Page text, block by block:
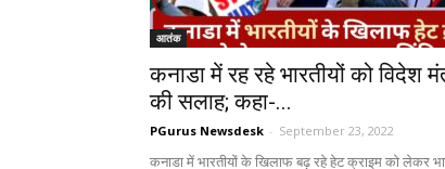
आतंक
कनाडा में रह रहे भारतीयों को विदेश
की सलाह; कहा-...
PGurus Newsdesk - September 23, 2022
कनाडा में भारतीयों के खिलाफ बढ़ रहे हेट क्राइम को लेकर